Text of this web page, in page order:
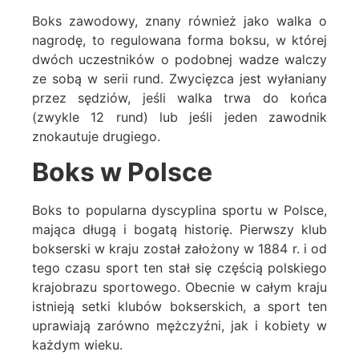
Boks zawodowy, znany również jako walka o
nagrodę, to regulowana forma boksu, w której
dwóch uczestników o podobnej wadze walczy
ze sobą w serii rund. Zwycięzca jest wyłaniany
przez sędziów, jeśli walka trwa do końca
(zwykle 12 rund) lub jeśli jeden zawodnik
znokautuje drugiego.
Boks w Polsce
Boks to popularna dyscyplina sportu w Polsce,
mająca długą i bogatą historię. Pierwszy klub
bokserski w kraju został założony w 1884 r. i od
tego czasu sport ten stał się częścią polskiego
krajobrazu sportowego. Obecnie w całym kraju
istnieją setki klubów bokserskich, a sport ten
uprawiają zarówno mężczyźni, jak i kobiety w
każdym wieku.